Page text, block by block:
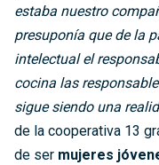
estaba nuestro
presuponía que de la
intelectual el
cocina las
sigue siendo una
de la cooperativa 13
de ser mujeres